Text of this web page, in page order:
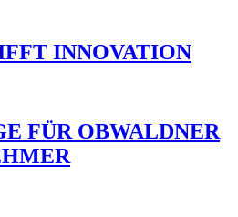
INNOVATION
FÜR OBWALDNER